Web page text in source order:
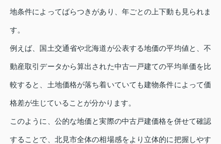
地条件によってばらつきがあり、年ごとの上下動も見られま
す。
例えば、国土交通省や北海道が公表する地価の平均値と、不
動産取引データから算出された中古一戸建ての平均単価を比
較すると、土地価格が落ち着いていても建物条件によって価
格差が生じていることが分かります。
このように、公的な地価と実際の中古戸建価格を併せて確認
することで、北見市全体の相場感をより立体的に把握しやす